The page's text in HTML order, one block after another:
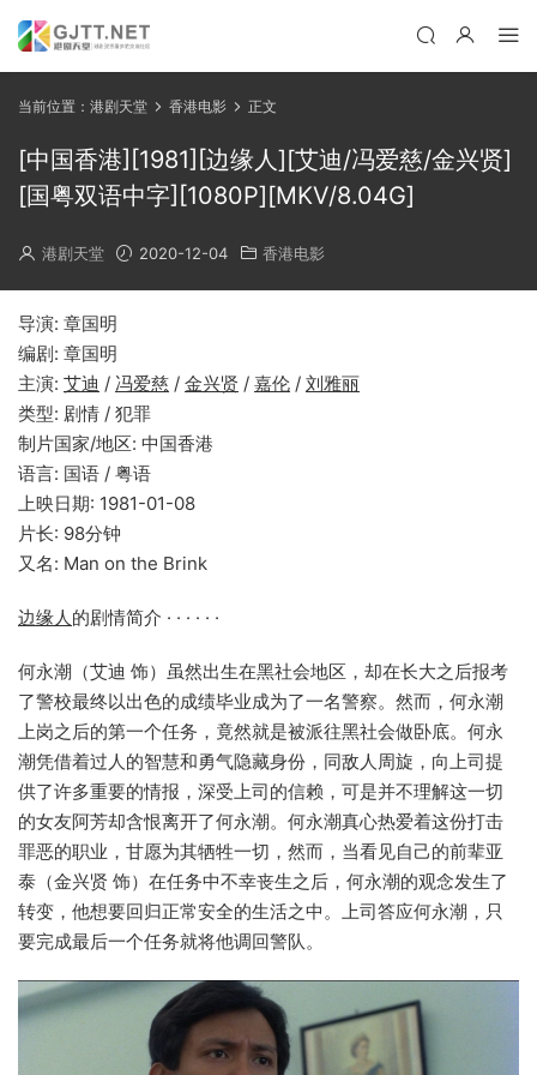
当前位置： 港剧天堂 香港电影 正文
[中国香港][1981][边缘人][艾迪/冯爱慈/金兴贤]
[国粤双语中字][1080P][MKV/8.04G]
港剧天堂 2020-12-04 香港电影
导演: 章国明
编剧: 章国明
主演: 艾迪 / 冯爱慈 / 金兴贤 / 嘉伦 / 刘雅丽
类型: 剧情 / 犯罪
制片国家/地区: 中国香港
语言: 国语 / 粤语
上映日期: 1981-01-08
片长: 98分钟
又名: Man on the Brink
边缘人的剧情简介 · · · · · ·
何永潮（艾迪 饰）虽然出生在黑社会地区，却在长大之后报考
了警校最终以出色的成绩毕业成为了一名警察。然而，何永潮
上岗之后的第一个任务，竟然就是被派往黑社会做卧底。何永
潮凭借着过人的智慧和勇气隐藏身份，同敌人周旋，向上司提
供了许多重要的情报，深受上司的信赖，可是并不理解这一切
的女友阿芳却含恨离开了何永潮。何永潮真心热爱着这份打击
罪恶的职业，甘愿为其牺牲一切，然而，当看见自己的前辈亚
泰（金兴贤 饰）在任务中不幸丧生之后，何永潮的观念发生了
转变，他想要回归正常安全的生活之中。上司答应何永潮，只
要完成最后一个任务就将他调回警队。